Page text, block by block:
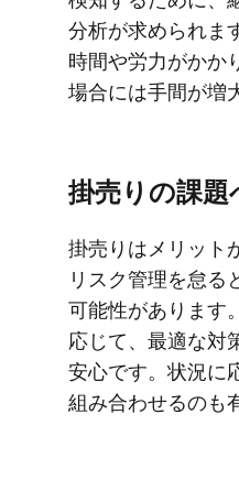
分析が​求められま
時間や​労力が​かか
場合には​手間が​増
掛売りの​課題
掛売りは​メリット
リスク管理を​怠る
可能性が​あります
応じて、​最適な​対
安心です。​状況に​
組み合わせるのも​